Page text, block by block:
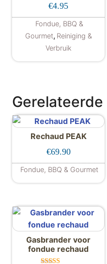
€4.95
Fondue, BBQ &
Gourmet, Reiniging &
Verbruik
Rechaud PEAK
€69.90
Fondue, BBQ & Gourmet
Gasbrander voor
fondue rechaud